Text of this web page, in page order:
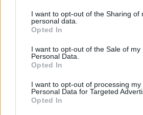
not limited to your visit or usage
grant or deny consent to Google and
use your data for below specified
consent section.
I want to opt-out of the Sharing of
personal data.
Opted In
I want to opt-out of the Sale of my
Personal Data.
Opted In
I want to opt-out of processing my
Personal Data for Targeted
Opted In
Népszerű